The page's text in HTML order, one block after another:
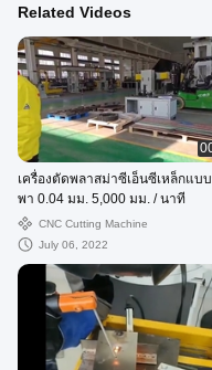
Related Videos
เครื่องตัดพลาสม่าซีเอ็นซีเหล็กแบ
พา 0.04 มม. 5,000 มม. / นาที
CNC Cutting Machine
July 06, 2022